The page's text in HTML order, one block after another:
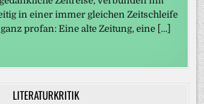
in einer immer gleichen Zeitschleife
profan: Eine alte Zeitung, eine […]
LITERATURKRITIK